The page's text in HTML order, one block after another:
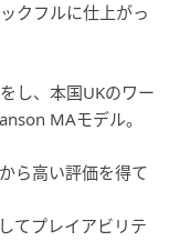
クフルに仕上がっ
し、本国UKのワー
MAモデル。
ら高い評価を得て
てプレイアビリテ